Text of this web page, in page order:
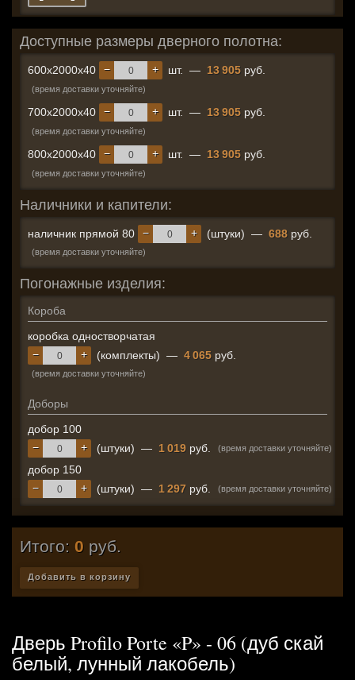
Доступные размеры дверного полотна:
600x2000x40 +
− шт. — 13 905 руб.
(время доставки уточняйте)
700x2000x40 +
− шт. — 13 905 руб.
(время доставки уточняйте)
800x2000x40 +
− шт. — 13 905 руб.
(время доставки уточняйте)
Наличники и капители:
наличник прямой 80 +
− (штуки) — 688 руб.
(время доставки уточняйте)
Погонажные изделия:
Короба
коробка одностворчатая
+
− (комплекты) — 4 065 руб.
(время доставки уточняйте)
Доборы
добор 100
+
− (штуки) — 1 019 руб. (время доставки уточняйте)
добор 150
+
− (штуки) — 1 297 руб. (время доставки уточняйте)
Итого: 0 руб.
Добавить в корзину
Дверь Profilo Porte «P» - 06 (дуб скай
белый, лунный лакобель)